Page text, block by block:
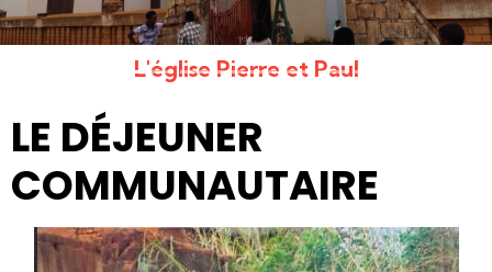
L'église Pierre et Paul
LE DÉJEUNER
COMMUNAUTAIRE